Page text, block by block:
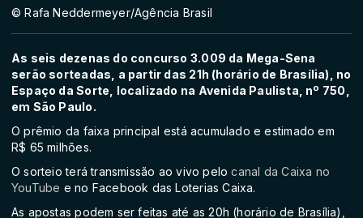
© Rafa Neddermeyer/Agência Brasil
As seis dezenas do concurso 3.009 da Mega-Sena
serão sorteadas, a partir das 21h (horário de Brasília), no
Espaço da Sorte, localizado na Avenida Paulista, nº 750,
em São Paulo.
O prêmio da faixa principal está acumulado e estimado em
R$ 65 milhões.
O sorteio terá transmissão ao vivo pelocanal da Caixa no
YouTube e no Facebook das Loterias Caixa.
As apostas podem ser feitas até as 20h (horário de Brasília),